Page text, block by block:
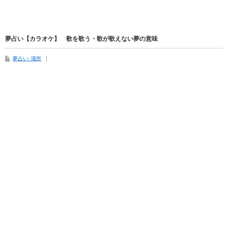
夢占い【カラオケ】 歌を歌う・歌が歌えない夢の意味
夢占い- 場所